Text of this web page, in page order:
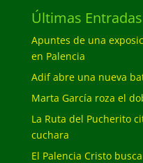
Últimas Entradas
Apuntes de una
en Palencia
Adif abre una nueva
Marta García roza el
La Ruta del Pucherito
cuchara
El Palencia Cristo